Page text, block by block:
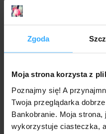
Zgoda
Moja strona korzysta z
Poznajmy się! A
Twoja przeglądarka
Bankobranie. Moja
wykorzystuje ciasteczka,
sklepie dziennie
największej
MExpert...
Teraz wprowadzili
trudniej żeby ktoś
Odpowiedz